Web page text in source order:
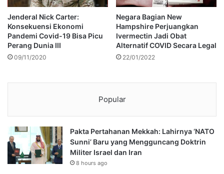
Jenderal Nick Carter:
Konsekuensi Ekonomi
Pandemi Covid-19 Bisa Picu
Perang Dunia III
09/11/2020
Negara Bagian New
Hampshire Perjuangkan
Ivermectin Jadi Obat
Alternatif COVID Secara Legal
22/01/2022
Popular
Pakta Pertahanan Mekkah: Lahirnya ‘NATO
Sunni’ Baru yang Mengguncang Doktrin
Militer Israel dan Iran
8 hours ago